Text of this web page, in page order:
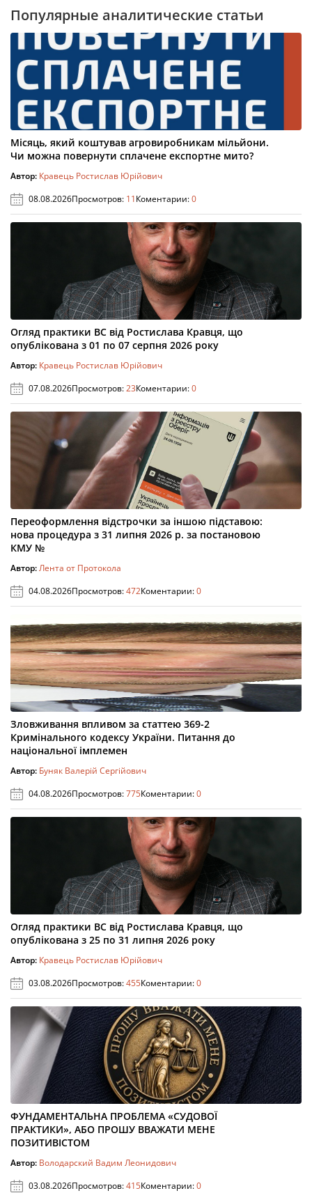
Популярные аналитические статьи
Місяць, який коштував агровиробникам мільйони.
Чи можна повернути сплачене експортне мито?
Автор: Кравець Ростислав Юрійович
08.08.2026Просмотров: 11Коментарии:0
Огляд практики ВС від Ростислава Кравця, що
опублікована з 01 по 07 серпня 2026 року
Автор: Кравець Ростислав Юрійович
07.08.2026Просмотров:23Коментарии:0
Переоформлення відстрочки за іншою підставою:
нова процедура з 31 липня 2026 р. за постановою
КМУ №
Автор:Лента от Протокола
04.08.2026Просмотров:472Коментарии:0
Зловживання впливом за статтею 369-2
Кримінального кодексу України. Питання до
національної імплемен
Автор: Буняк Валерій Сергійович
04.08.2026Просмотров:775Коментарии:0
Огляд практики ВС від Ростислава Кравця, що
опублікована з 25 по 31 липня 2026 року
Автор: Кравець Ростислав Юрійович
03.08.2026Просмотров:455Коментарии:0
ФУНДАМЕНТАЛЬНА ПРОБЛЕМА «СУДОВОЇ
ПРАКТИКИ», АБО ПРОШУ ВВАЖАТИ МЕНЕ
ПОЗИТИВІСТОМ
Автор: Володарский Вадим Леонидович
03.08.2026Просмотров:415Коментарии:0